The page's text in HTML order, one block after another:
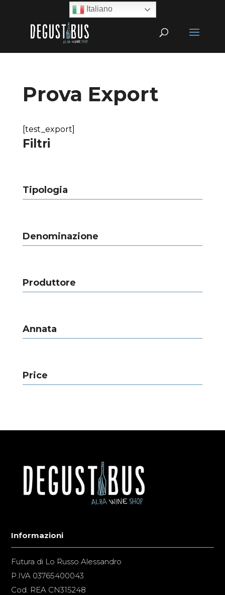
Prova Export
[test_export]
Filtri
Tipologia
Denominazione
Produttore
Annata
Price
Informazioni
Futura di Lo Russo Alessandro
P.IVA 03765400043
Cod. REA CN315248
Italiano